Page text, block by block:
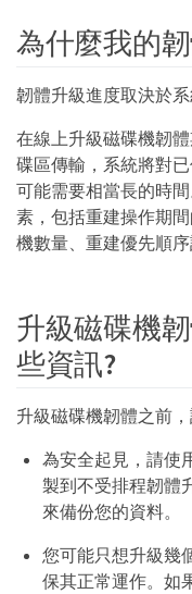
為什麼我的
韌體升級進度取決於系
在線上升級磁碟機韌
碟區傳輸，系統將對
可能需要相當長的時
素，包括重建操作期
機數量、重建優先順序
升級磁碟機
些資訊?
升級磁碟機韌體之前，
為安全起見，請使
製到不受排程韌體
來備份您的資料。
您可能只想升級幾
保其正常運作。如